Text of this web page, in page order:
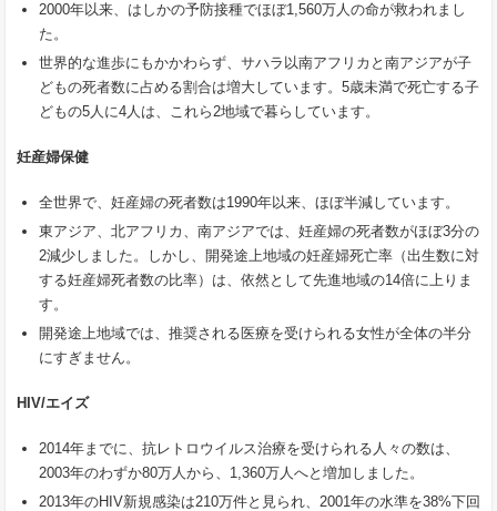
2000年以来、はしかの予防接種でほぼ1,560万人の命が救われまし
た。
世界的な進歩にもかかわらず、サハラ以南アフリカと南アジアが子
どもの死者数に占める割合は増大しています。5歳未満で死亡する子
どもの5人に4人は、これら2地域で暮らしています。
妊産婦保健
全世界で、妊産婦の死者数は1990年以来、ほぼ半減しています。
東アジア、北アフリカ、南アジアでは、妊産婦の死者数がほぼ3分の
2減少しました。しかし、開発途上地域の妊産婦死亡率（出生数に対
する妊産婦死者数の比率）は、依然として先進地域の14倍に上りま
す。
開発途上地域では、推奨される医療を受けられる女性が全体の半分
にすぎません。
HIV/エイズ
2014年までに、抗レトロウイルス治療を受けられる人々の数は、
2003年のわずか80万人から、1,360万人へと増加しました。
2013年のHIV新規感染は210万件と見られ、2001年の水準を38%下回